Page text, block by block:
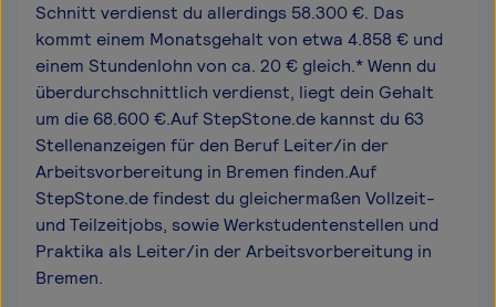
Schnitt verdienst du allerdings 58.300 €. Das
kommt einem Monatsgehalt von etwa 4.858 € und
einem Stundenlohn von ca. 20 € gleich.* Wenn du
überdurchschnittlich verdienst, liegt dein Gehalt
um die 68.600 €.Auf StepStone.de kannst du 63
Stellenanzeigen für den Beruf Leiter/in der
Arbeitsvorbereitung in Bremen finden.Auf
StepStone.de findest du gleichermaßen Vollzeit-
und Teilzeitjobs, sowie Werkstudentenstellen und
Praktika als Leiter/in der Arbeitsvorbereitung in
Bremen.